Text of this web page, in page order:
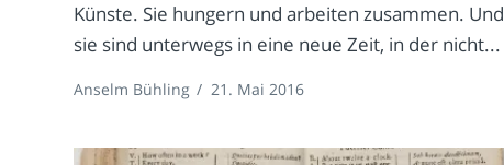
Künste. Sie hungern und arbeiten zusammen. Und
sie sind unterwegs in eine neue Zeit, in der nicht...
Anselm Bühling / 21. Mai 2016